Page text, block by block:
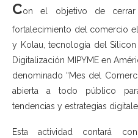
Con el objetivo de
fortalecimiento del comercio
y Kolau, tecnología del
Digitalización MIPYME en
denominado “Mes del
abierta a todo público
tendencias y estrategias
Esta actividad contará